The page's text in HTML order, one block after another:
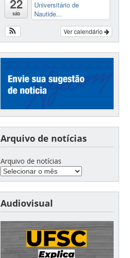
22
sáb
Universitário de
Nautide...
Ver calendário
Arquivo de notícias
Arquivo de notícias
Audiovisual